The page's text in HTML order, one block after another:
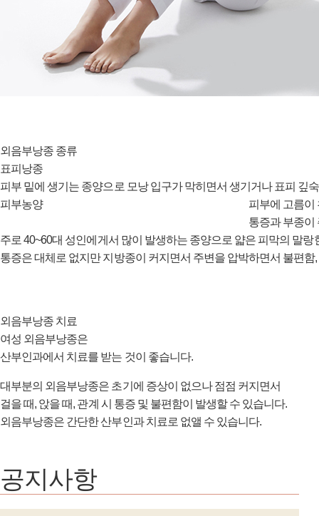
외음부낭종 종류
표피낭종
피부 밑에 생기는 종양으로 모낭 입구가 막히면서 생기거나 표피 깊
피부농양
피부에 고름이
통증과 부종이
주로 40~60대 성인에게서 많이 발생하는 종양으로 얇은 피막의 말랑
통증은 대체로 없지만 지방종이 커지면서 주변을 압박하면서 불편함
외음부낭종 치료
여성 외음부낭종은
산부인과에서 치료를 받는 것이 좋습니다.
대부분의 외음부낭종은 초기에 증상이 없으나 점점 커지면서
걸을 때, 앉을 때, 관계 시 통증 및 불편함이 발생할 수 있습니다.
외음부낭종은 간단한 산부인과 치료로 없앨 수 있습니다.
공지사항